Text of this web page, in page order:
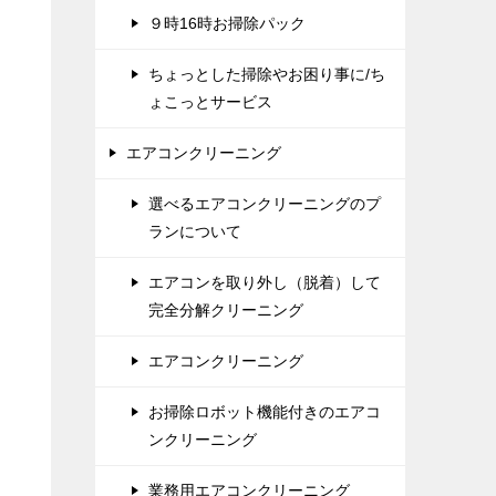
９時16時お掃除パック
ちょっとした掃除やお困り事に/ち
ょこっとサービス
エアコンクリーニング
選べるエアコンクリーニングのプ
ランについて
エアコンを取り外し（脱着）して
完全分解クリーニング
エアコンクリーニング
お掃除ロボット機能付きのエアコ
ンクリーニング
業務用エアコンクリーニング